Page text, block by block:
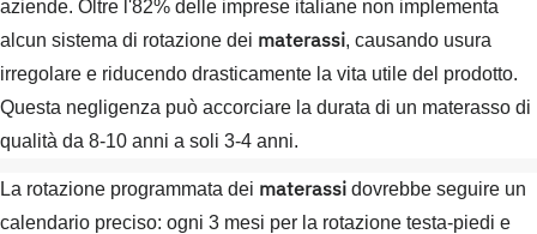
aziende. Oltre l'82% delle imprese italiane non implementa
alcun sistema di rotazione dei materassi, causando usura
irregolare e riducendo drasticamente la vita utile del prodotto.
Questa negligenza può accorciare la durata di un materasso di
qualità da 8-10 anni a soli 3-4 anni.
La rotazione programmata dei materassi dovrebbe seguire un
calendario preciso: ogni 3 mesi per la rotazione testa-piedi e